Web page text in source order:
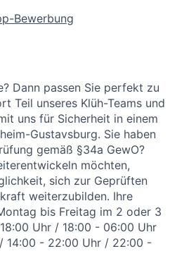
Bewerbung
Dann passen Sie perfekt zu
Teil unseres Klüh-Teams und
uns für Sicherheit in einem
Gustavsburg. Sie haben
gemäß §34a GewO?
möchten,
sich zur Geprüften
weiterzubilden. Ihre
bis Freitag im 2 oder 3
Uhr / 18:00 - 06:00 Uhr
14:00 - 22:00 Uhr / 22:00 -